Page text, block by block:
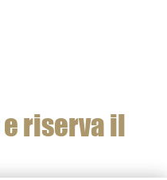
riserva il